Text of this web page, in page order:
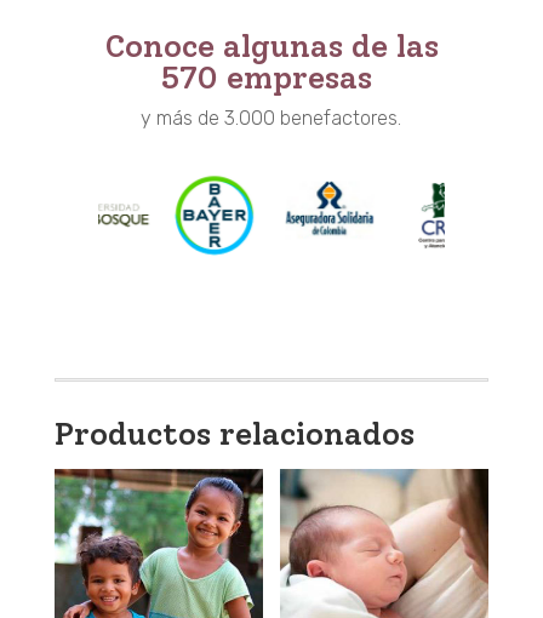
Conoce algunas de las
570 empresas
y más de 3.000 benefactores.
Productos relacionados